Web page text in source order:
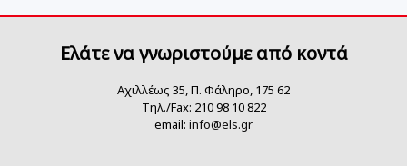
Ελάτε να γνωριστούμε από κοντά
Αχιλλέως 35, Π. Φάληρο, 175 62
Τηλ./Fax: 210 98 10 822
email: info@els.gr